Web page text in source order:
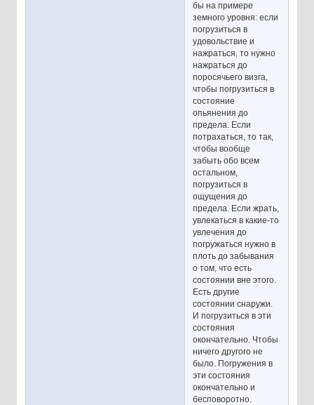
бы на примере
земного уровня: если
погрузиться в
удовольствие и
нажраться, то нужно
нажраться до
поросячьего визга,
чтобы погрузиться в
состояние
опьянения до
предела. Если
потрахаться, то так,
чтобы вообще
забыть обо всем
остальном,
погрузиться в
ощущения до
предела. Если жрать,
увлекаться в какие-то
увлечения до
погружаться нужно в
плоть до забывания
о том, что есть
состоянии вне этого.
Есть другие
состоянии снаружи.
И погрузиться в эти
состояния
окончательно. Чтобы
ничего другого не
было. Погружения в
эти состояния
окончательно и
бесповоротно.